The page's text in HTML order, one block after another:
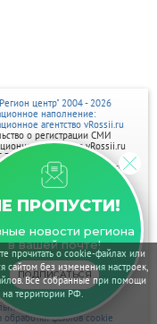
прочитать о cookie-файлах или
сайтом без изменения настроек,
Все собранные при помощи
на территории РФ.
ПРОПУСТИ!
новости региона
в вашей почте!
ПОДПИСАТЬСЯ
центр" 2004 - 2026
наполнение:
агентство vRossii.ru
о регистрации СМИ
агентства vRossii.ru
04 марта
редактора Нарыков А. Н.
портале размещаются на
портале:
агентство "Умный маркетинг"
267-70-40,
публикации могут содержать
не предназначенную для
до 18 лет.
в отношении обработки
данных
обработки файлов cookie